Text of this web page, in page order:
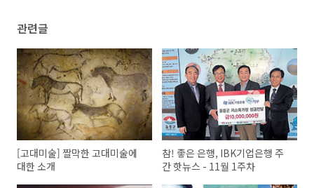
관련글
[고대미술] 짤막한 고대미술에
대한 소개
참! 좋은 은행, IBK기업은행 주
간 핫뉴스 - 11월 1주차